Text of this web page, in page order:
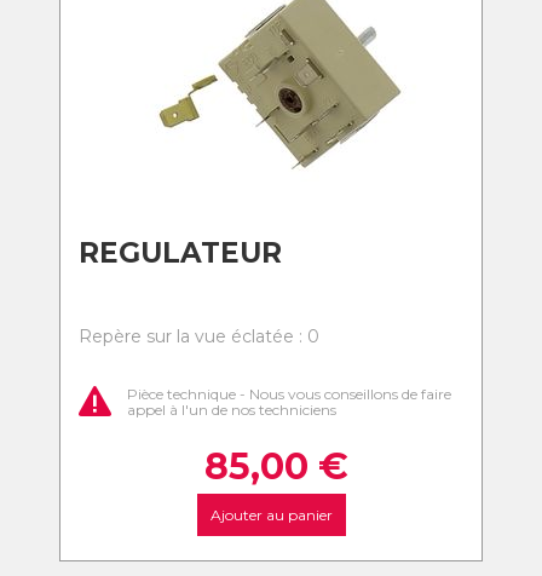
REGULATEUR
Repère sur la vue éclatée : 0
Pièce technique - Nous vous conseillons de faire
appel à l'un de nos techniciens
85,00 €
Ajouter au panier